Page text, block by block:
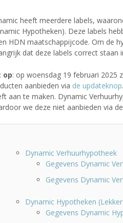
heeft meerdere labels,
Hypotheken). Deze labels
HDN maatschappijcode. Om de
dat deze labels correct
op: op woensdag 19 februari 2025
aanbieden via de updateknop
aan te maken. Dynamic
we deze niet aanbieden via
Dynamic Verhuurhypotheek
Gegevens Dynamic
Gegevens Dynamic
Dynamic Hypotheken
Gegevens Dynamic